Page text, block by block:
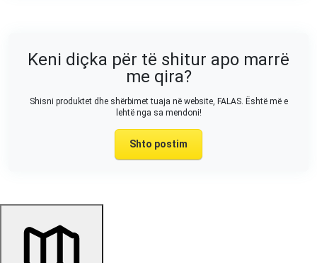
Keni diçka për të shitur apo marrë
me qira?
Shisni produktet dhe shërbimet tuaja në website, FALAS. Është më e
lehtë nga sa mendoni!
Shto postim